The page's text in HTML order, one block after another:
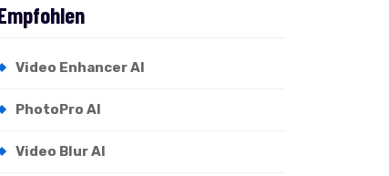
Video Enhancer AI
PhotoPro AI
Video Blur AI